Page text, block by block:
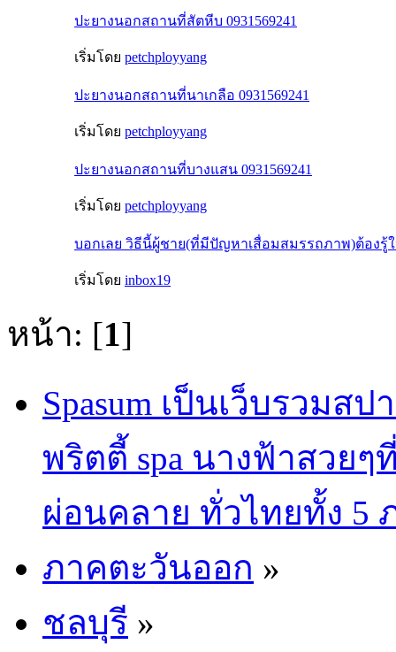
ปะยางนอกสถานที่สัตหีบ 0931569241
เริ่มโดย petchployyang
ปะยางนอกสถานที่นาเกลือ 0931569241
เริ่มโดย petchployyang
ปะยางนอกสถานที่บางแสน 0931569241
เริ่มโดย petchployyang
บอกเลย วิธีนี้ผู้ชาย(ที่มีปัญหาเสื่อมสมรรถภาพ)ต้องรู้
เริ่มโดย inbox19
หน้า: [1]
Spasum เป็นเว็บรวม
พริตตี้ spa นางฟ้าสวย
ผ่อนคลาย ทั่วไทยทั้ง 5
ภาคตะวันออก »
ชลบุรี »